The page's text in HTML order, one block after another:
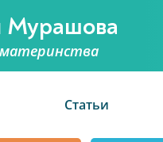
Мурашова
Статьи